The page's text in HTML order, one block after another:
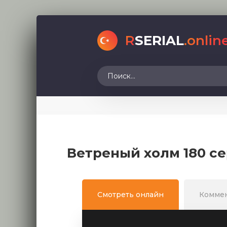
RSERIAL
Ветреный холм 180
Смотреть онлайн